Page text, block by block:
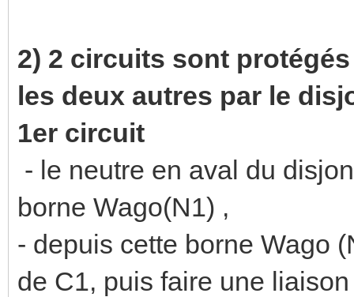
2) 2 circuits sont
les deux autres par le
1er circuit
- le neutre en aval du
borne Wago(N1) ,
- depuis cette borne Wago
de C1, puis faire une